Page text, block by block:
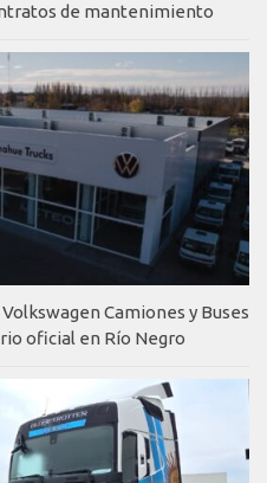
de mantenimiento
Camiones y Buses
oficial en Río Negro